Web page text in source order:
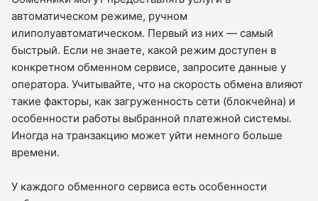
автоматическом режиме, ручном
илиполуавтоматическом. Первый из них — самый
быстрый. Если не знаете, какой режим доступен в
конкретном обменном сервисе, запросите данные у
оператора. Учитывайте, что на скорость обмена влияют
такие факторы, как загруженность сети (блокчейна) и
особенности работы выбранной платежной системы.
Иногда на транзакцию может уйти немного больше
времени.
У каждого обменного сервиса есть особенности